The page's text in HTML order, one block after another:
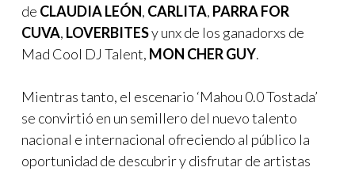
de CLAUDIA LEÓN, CARLITA, PARRA FOR
CUVA, LOVERBITESy unx de los ganadorxs de
Mad Cool DJ Talent, MON CHER GUY.
Mientras tanto, el escenario ‘Mahou 0.0 Tostada’
se convirtió en un semillero del nuevo talento
nacional e internacional ofreciendo al público la
oportunidad de descubrir y disfrutar de artistas